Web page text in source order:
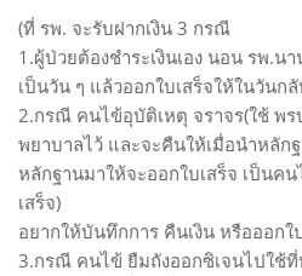
(ที่ รพ. จะรับฝากเงิน 3 กรณี
1.ผู้ป่วยต้องชำระเงินเอง นอน รพ.น
เป็นวัน ๆ แล้วออกใบเสร็จให้ในวันก
2.กรณี คนไข้อุบัติเหตุ จราจร(ใช้ พร
พยาบาลไว้ และจะคืนให้เมื่อนำหลัก
หลักฐานมาให้จะออกใบเสร็จ เป็นคน
เสร็จ)
อยากให้บันทึกการ คืนเงิน หรือออกใ
3.กรณี คนไข้ ยืมถังออกซิเจนไปใช้ที่